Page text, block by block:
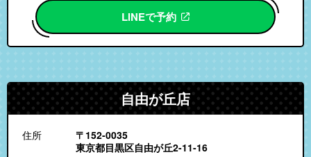
LINEで予約
自由が丘店
住所
〒152-0035
東京都目黒区自由が丘2-11-16